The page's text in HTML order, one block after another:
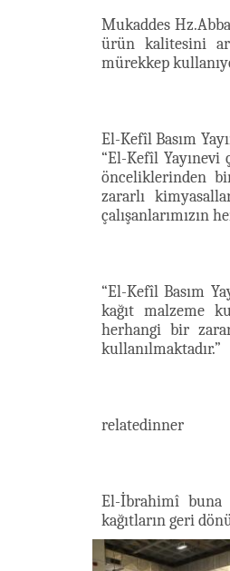
Mukaddes
ürün kalitesini
mürekkep
El-Kefîl Basım
“El-Kefîl
önceliklerinden
zararlı
çalışanlarımızın
“El-Kefîl Basım
kağıt malzeme
herhangi bir
kullanılmaktadır.”
relatedinner
El-İbrahimî buna
kağıtların geri